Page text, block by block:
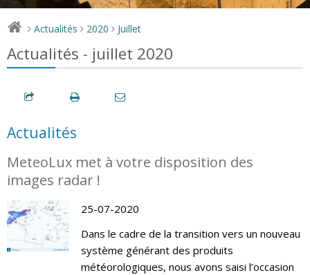
> Actualités > 2020 > Juillet
Actualités - juillet 2020
Actualités
MeteoLux met à votre disposition des
images radar !
25-07-2020
Dans le cadre de la transition vers un nouveau
système générant des produits
météorologiques, nous avons saisi l’occasion